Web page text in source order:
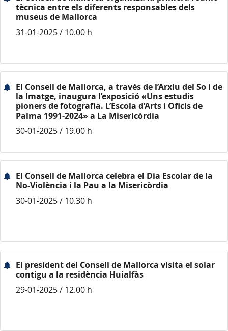
tècnica entre els diferents responsables dels
museus de Mallorca
31-01-2025 / 10.00 h
El Consell de Mallorca, a través de l’Arxiu del So i de
la Imatge, inaugura l’exposició «Uns estudis
pioners de fotografia. L’Escola d’Arts i Oficis de
Palma 1991-2024» a La Misericòrdia
30-01-2025 / 19.00 h
El Consell de Mallorca celebra el Dia Escolar de la
No-Violència i la Pau a la Misericòrdia
30-01-2025 / 10.30 h
El president del Consell de Mallorca visita el solar
contigu a la residència Huialfàs
29-01-2025 / 12.00 h